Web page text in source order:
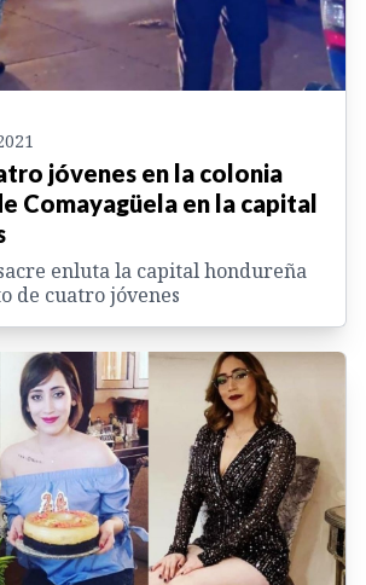
jóvenes en la colonia
Comayagüela en la capital
enluta la capital hondureña
de cuatro jóvenes